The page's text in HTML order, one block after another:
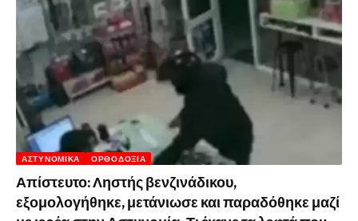
ΑΣΤΥΝΟΜΙΚΆ ΟΡΘΟΔΟΞΊΑ
Απίστευτο: Ληστής βενζινάδικου,
εξομολογήθηκε, μετάνιωσε και παραδόθηκε μαζί